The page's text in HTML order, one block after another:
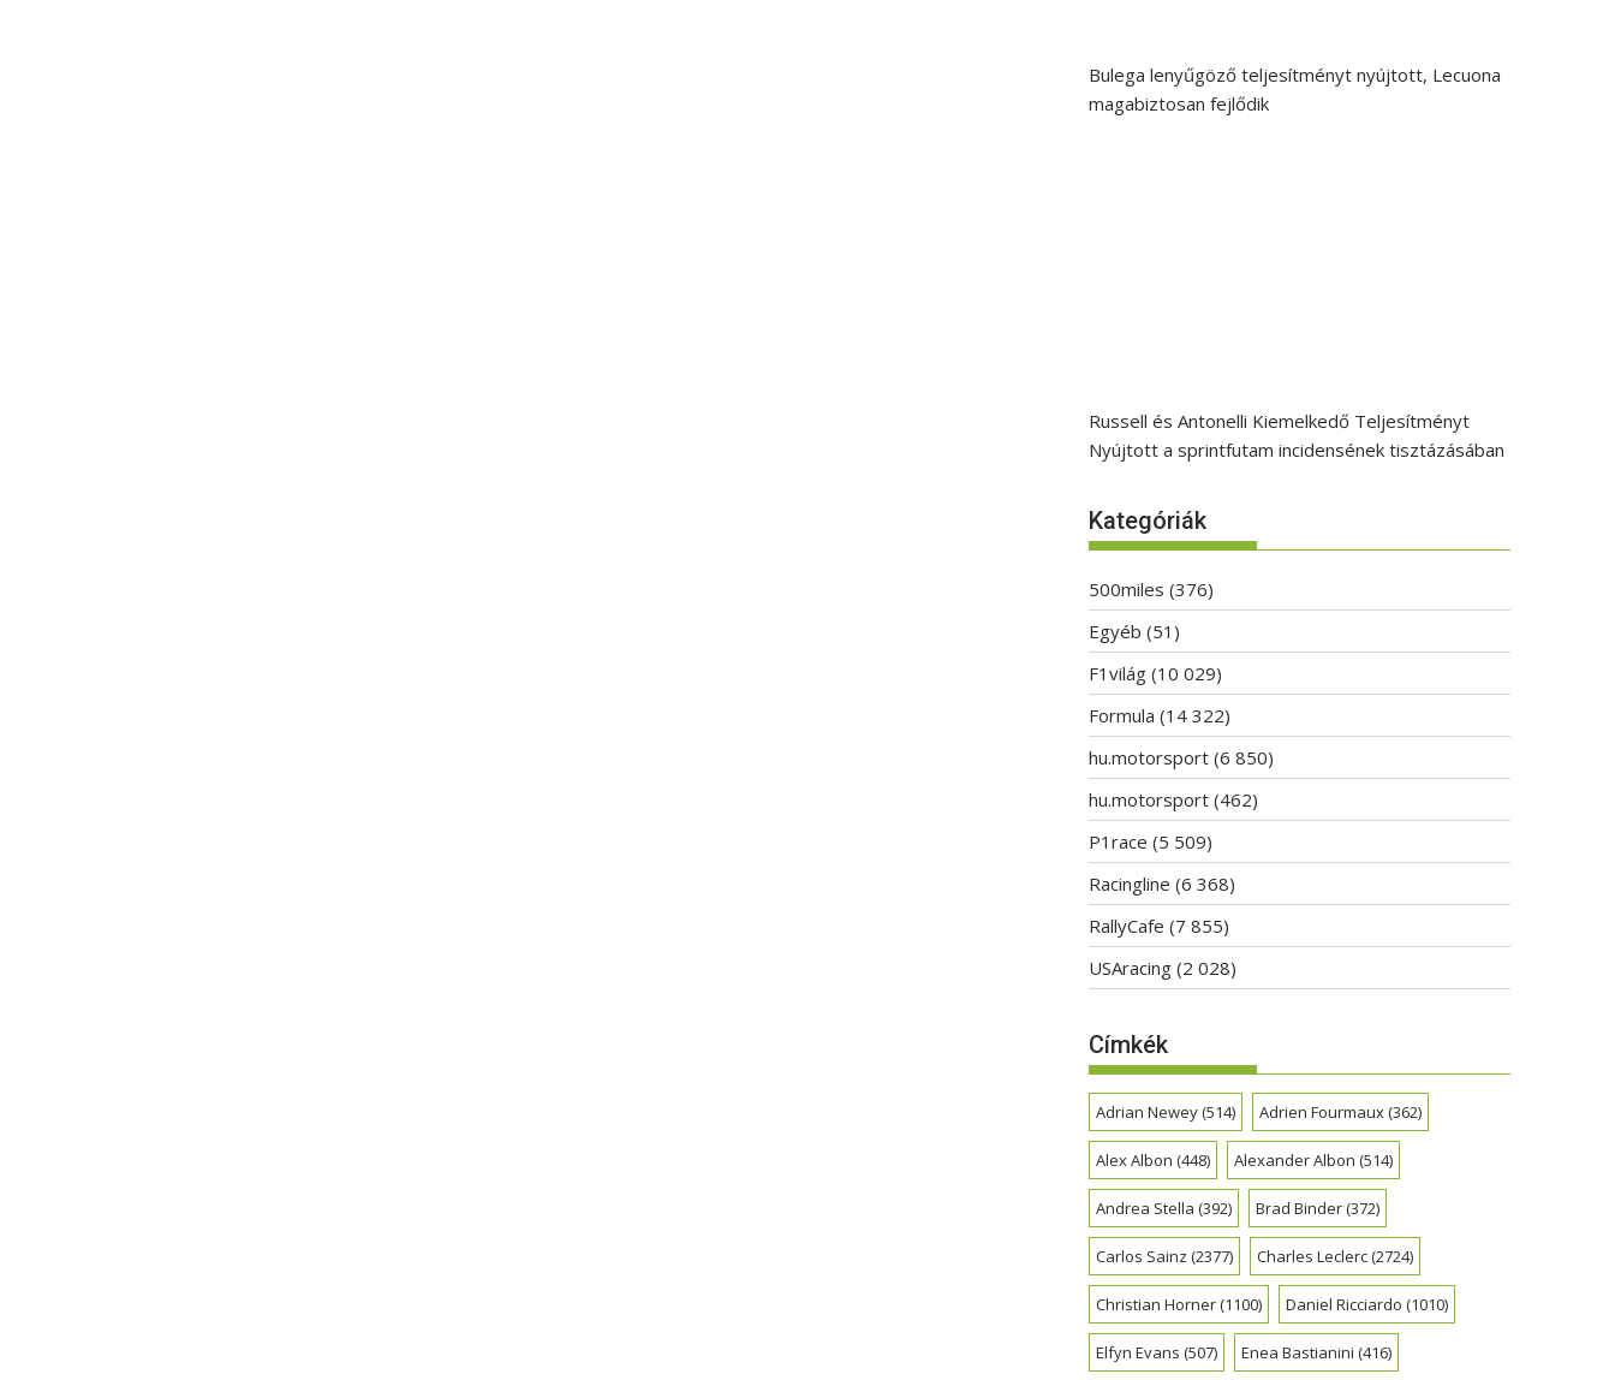
Bulega lenyűgöző teljesítményt nyújtott, Lecuona
magabiztosan fejlődik
Russell és Antonelli Kiemelkedő Teljesítményt
Nyújtott a sprintfutam incidensének tisztázásában
Kategóriák
500miles (376)
Egyéb (51)
F1világ (10 029)
Formula (14 322)
hu.motorsport (6 850)
hu.motorsport (462)
P1race (5 509)
Racingline (6 368)
RallyCafe (7 855)
USAracing (2 028)
Címkék
Adrian Newey(514) Adrien Fourmaux(362)
Alex Albon (448) Alexander Albon (514)
Andrea Stella (392) Brad Binder(372)
Carlos Sainz (2377) Charles Leclerc(2724)
Christian Horner(1100) Daniel Ricciardo (1010)
Elfyn Evans (507) Enea Bastianini (416)